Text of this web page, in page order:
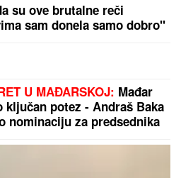
ŽELI U ELITU
pod kojim uslovima bi
je ogromna: Spomenula i
Dragojevićem